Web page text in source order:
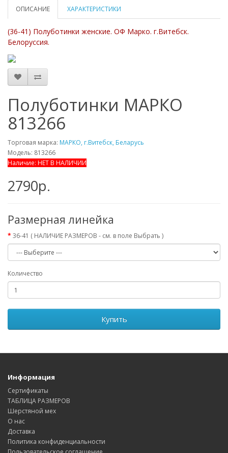
ОПИСАНИЕ ХАРАКТЕРИСТИКИ
(36-41) Полуботинки женские. ОФ Марко. г.Витебск.
Белоруссия.
Полуботинки МАРКО
813266
Торговая марка: МАРКО, г.Витебск, Беларусь
Модель: 813266
Наличие: НЕТ В НАЛИЧИИ
2790р.
Размерная линейка
36-41 ( НАЛИЧИЕ РАЗМЕРОВ - см. в поле Выбрать )
Количество
Купить
Информация
Сертификаты
ТАБЛИЦА РАЗМЕРОВ
Шерстяной мех
О нас
Доставка
Политика конфиденциальности